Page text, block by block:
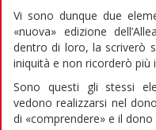
Vi sono dunque due
«nuova» edizione
dentro di loro, la scriverò
iniquità e non ricorderò più
Sono questi gli stessi
vedono realizzarsi nel
di «comprendere» e il dono